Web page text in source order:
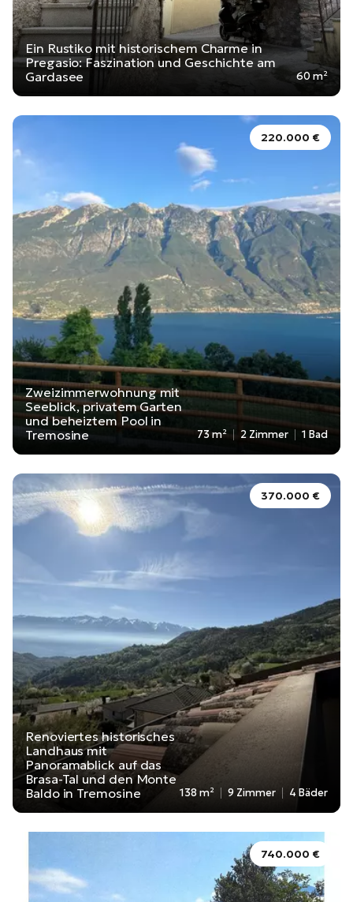
Ein Rustiko mit historischem Charme in
Pregasio: Faszination und Geschichte am
Gardasee
60 m²
220.000 €
Zweizimmerwohnung mit
Seeblick, privatem Garten
und beheiztem Pool in
Tremosine
73 m² 2 Zimmer 1 Bad
370.000 €
Renoviertes historisches
Landhaus mit
Panoramablick auf das
Brasa-Tal und den Monte
Baldo in Tremosine
138 m² 9 Zimmer 4 Bäder
740.000 €